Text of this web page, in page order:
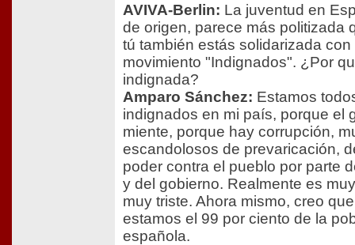
AVIVA-Berlin: La juventud en
de origen, parece más politizada
tú también estás solidarizada con
movimiento "Indignados". ¿Por
indignada?
Amparo Sánchez: Estamos
indignados en mi país, porque el
miente, porque hay corrupción,
escandolosos de prevaricación,
poder contra el pueblo por parte
y del gobierno. Realmente es
muy triste. Ahora mismo, creo
estamos el 99 por ciento de la
española.